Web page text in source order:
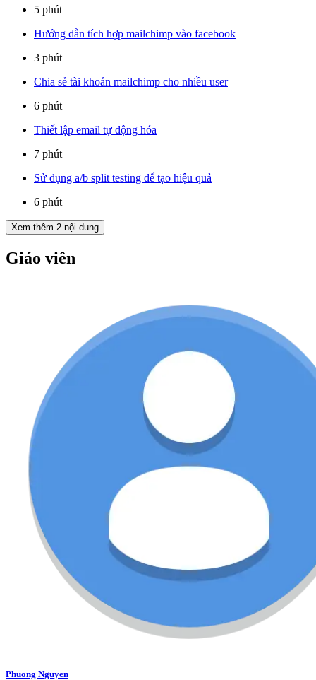
5 phút
Hướng dẫn tích hợp mailchimp vào facebook
3 phút
Chia sẻ tài khoản mailchimp cho nhiều user
6 phút
Thiết lập email tự động hóa
7 phút
Sử dụng a/b split testing để tạo hiệu quả
6 phút
Xem thêm 2 nội dung
Giáo viên
Phuong Nguyen